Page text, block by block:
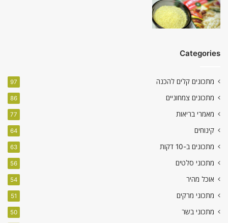
Categories
מתכונים קלים להכנה 97
מתכונים צמחוניים 86
מאמרי בריאות 77
קינוחים 64
מתכונים ב-10 דקות 63
מתכוני סלטים 56
אוכל מהיר 54
מתכוני מרקים 51
מתכוני בשר 50